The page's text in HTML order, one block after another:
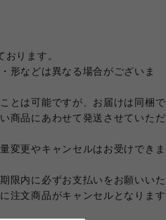
ります。
形などは異なる場合がございま
とは可能ですが、お届けは同梱で
商品にあわせて発送させていただ
変更やキャンセルはお受けできま
限内に必ずお支払いをお願いいた
注文商品がキャンセルとなります